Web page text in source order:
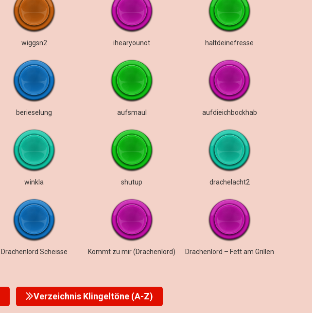
wiggsn2 ihearyounot haltdeinefresse
berieselung aufsmaul aufdieichbockhab
winkla shutup drachelacht2
Drachenlord Scheisse Kommt zu mir (Drachenlord) Drachenlord – Fett am Grillen
Verzeichnis Klingeltöne (A-Z)